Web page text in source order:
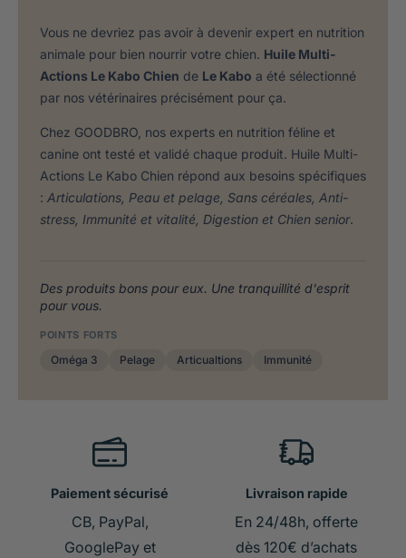
Vous ne devriez pas avoir à devenir expert en nutrition
animale pour bien nourrir votre chien. Huile Multi-
Actions Le Kabo Chien de Le Kabo a été sélectionné
par nos vétérinaires précisément pour ça.
Chez GOODBRO, nos experts en nutrition féline et
canine ont testé et validé chaque produit. Huile Multi-
Actions Le Kabo Chien répond aux besoins spécifiques
: Articulations, Peau et pelage, Sans céréales, Anti-
stress, Immunité et vitalité, Digestion et Chien senior.
Des produits bons pour eux. Une tranquillité d'esprit
pour vous.
POINTS FORTS
Oméga 3 Pelage Articualtions Immunité
Paiement sécurisé
CB, PayPal,
GooglePay et
Livraison rapide
En 24/48h, offerte
dès 120€ d’achats